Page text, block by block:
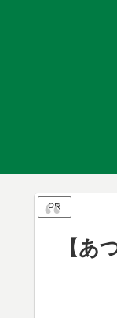
PR
【あ